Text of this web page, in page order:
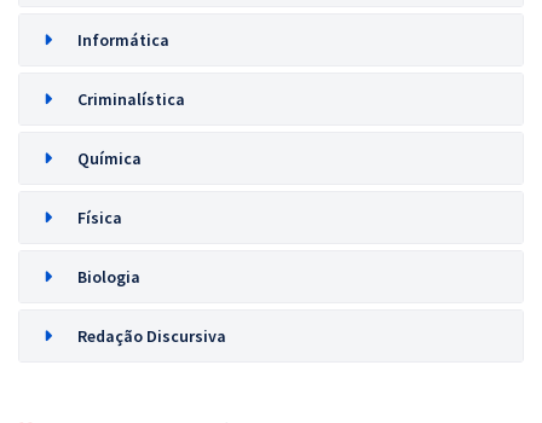
Informática
Criminalística
Química
Física
Biologia
Redação Discursiva